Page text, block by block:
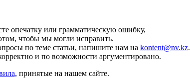
опечатку или грамматическую ошибку,
чтобы мы могли исправить.
по теме статьи, напишите нам на kontent@nv.kz.
и по возможности аргументировано.
, принятые на нашем сайте.